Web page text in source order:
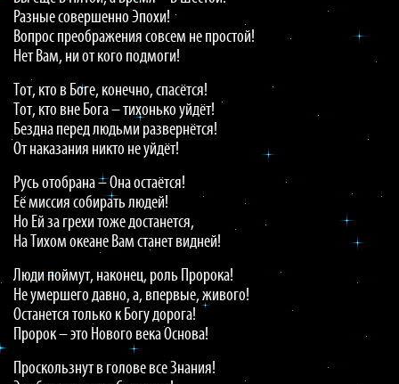
Разные совершенно Эпохи!
Вопрос преображения совсем не простой!
Нет Вам, ни от кого подмоги!
Тот, кто в Боге, конечно, спасётся!
Тот, кто вне Бога – тихонько уйдёт!
Бездна перед людьми развернётся!
От наказания никто не уйдёт!
Русь отобрана – Она остаётся!
Её миссия собирать людей!
Но Ей за грехи тоже достанется,
На Тихом океане Вам станет видней!
Люди поймут, наконец, роль Пророка!
Не умершего давно, а, впервые, живого!
Останется только к Богу дорога!
Пророк – это Нового века Основа!
Проскользнут в голове все Знания!